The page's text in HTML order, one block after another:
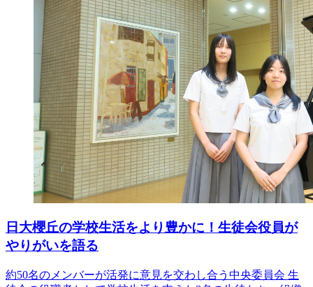
日大櫻丘の学校生活をより豊かに！生徒会役員が
やりがいを語る
約50名のメンバーが活発に意見を交わし合う中央委員会 生